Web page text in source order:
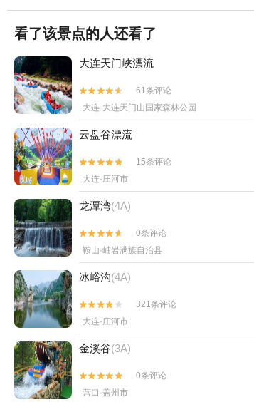
看了该景点的人还看了
大连天门峡漂流


61条评论
大连·大连天门山国家森林公园
云盘谷漂流


15条评论
大连·庄河市
龙潭湾(4A)


0条评论
鞍山·岫岩满族自治县
冰峪沟(4A)


321条评论
大连·庄河市
金溪谷(3A)


0条评论
营口·盖州市